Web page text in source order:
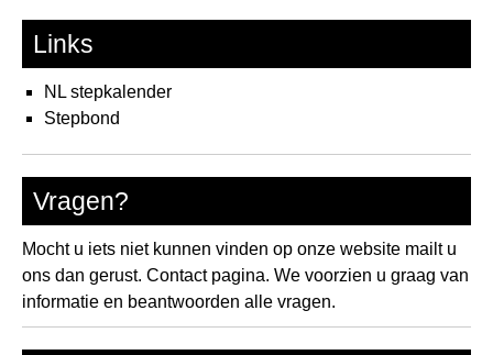
Links
NL stepkalender
Stepbond
Vragen?
Mocht u iets niet kunnen vinden op onze website mailt u
ons dan gerust. Contact pagina. We voorzien u graag van
informatie en beantwoorden alle vragen.